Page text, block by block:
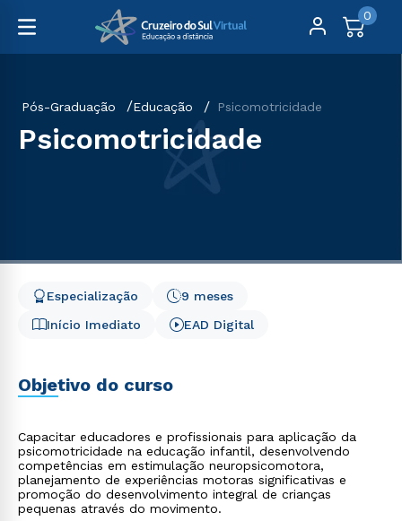
0
Pós-Graduação Educação Psicomotricidade
Psicomotricidade
Início Imediato
9 meses
Especialização
EAD Digital
Objetivo do curso
Capacitar educadores e profissionais para aplicação da
psicomotricidade na educação infantil, desenvolvendo
competências em estimulação neuropsicomotora,
planejamento de experiências motoras significativas e
promoção do desenvolvimento integral de crianças
pequenas através do movimento.